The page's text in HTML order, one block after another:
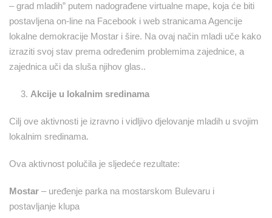
– grad mladih” putem nadograđene virtualne mape, koja će biti
postavljena on-line na Facebook i web stranicama Agencije
lokalne demokracije Mostar i šire. Na ovaj način mladi uče kako
izraziti svoj stav prema određenim problemima zajednice, a
zajednica uči da sluša njihov glas..
Akcije u lokalnim sredinama
Cilj ove aktivnosti je izravno i vidljivo djelovanje mladih u svojim
lokalnim sredinama.
Ova aktivnost polučila je sljedeće rezultate:
Mostar – uređenje parka na mostarskom Bulevaru i
postavljanje klupa